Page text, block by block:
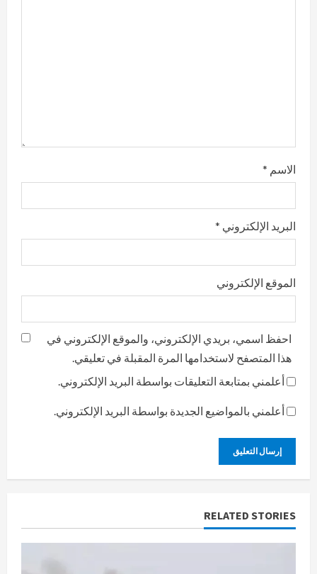
الاسم *
البريد الإلكتروني *
الموقع الإلكتروني
احفظ اسمي، بريدي الإلكتروني، والموقع الإلكتروني في
هذا المتصفح لاستخدامها المرة المقبلة في تعليقي.
أعلمني بمتابعة التعليقات بواسطة البريد الإلكتروني.
أعلمني بالمواضيع الجديدة بواسطة البريد الإلكتروني.
RELATED STORIES